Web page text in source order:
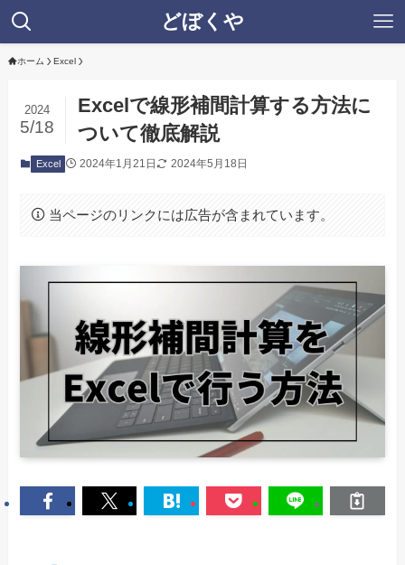
どぼくや
ホーム Excel
Excelで線形補間計算する方法に
ついて徹底解説
2024
5/18
Excel 2024年1月21日 2024年5月18日
当ページのリンクには広告が含まれています。